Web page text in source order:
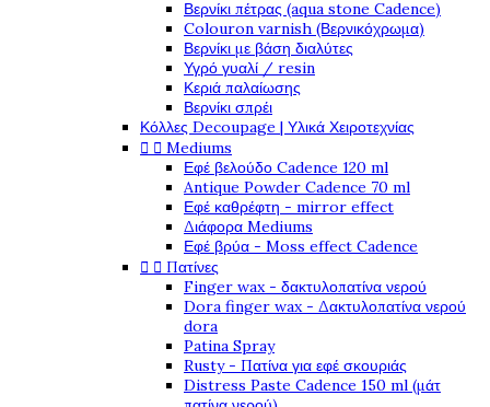
Βερνίκι πέτρας (aqua stone Cadence)
Colouron varnish (Βερνικόχρωμα)
Βερνίκι με βάση διαλύτες
Υγρό γυαλί / resin
Κεριά παλαίωσης
Βερνίκι σπρέι
Κόλλες Decoupage | Υλικά Χειροτεχνίας
  Mediums
Εφέ βελούδο Cadence 120 ml
Antique Powder Cadence 70 ml
Εφέ καθρέφτη - mirror effect
Διάφορα Mediums
Εφέ βρύα - Moss effect Cadence
  Πατίνες
Finger wax - δακτυλοπατίνα νερού
Dora finger wax - Δακτυλοπατίνα νερού
dora
Patina Spray
Rusty - Πατίνα για εφέ σκουριάς
Distress Paste Cadence 150 ml (μάτ